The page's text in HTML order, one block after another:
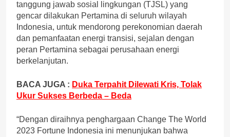
tanggung jawab sosial lingkungan (TJSL) yang
gencar dilakukan Pertamina di seluruh wilayah
Indonesia, untuk mendorong perekonomian daerah
dan pemanfaatan energi transisi, sejalan dengan
peran Pertamina sebagai perusahaan energi
berkelanjutan.
BACA JUGA : Duka Terpahit Dilewati Kris, Tolak
Ukur Sukses Berbeda – Beda
“Dengan diraihnya penghargaan Change The World
2023 Fortune Indonesia ini menunjukan bahwa